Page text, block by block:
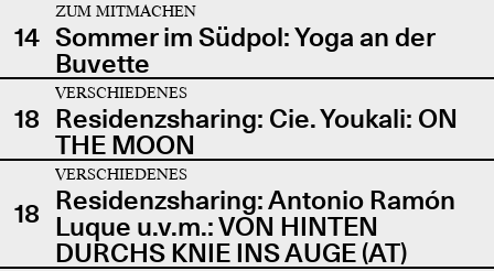
14
ZUM MITMACHEN
Sommer im Südpol: Yoga an der
Buvette
18
VERSCHIEDENES
Residenzsharing: Cie. Youkali: ON
THE MOON
18
VERSCHIEDENES
Residenzsharing: Antonio Ramón
Luque u.v.m.: VON HINTEN
DURCHS KNIE INS AUGE (AT)